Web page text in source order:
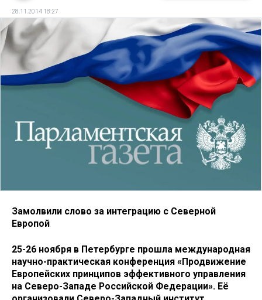
28.11.2014 18:27
Замолвили слово за интеграцию с Северной
Европой
25-26 ноября в Петербурге прошла международная
научно-практическая конференция «Продвижение
Европейских принципов эффективного управления
на Северо-Западе Российской Федерации». Её